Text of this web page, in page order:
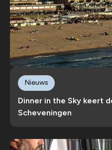
Dinner in the Sky keert
Scheveningen
Nieuws